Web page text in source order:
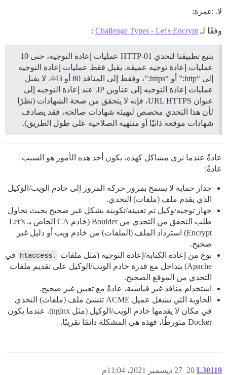
لا. :غمزة:
وفقًا لـ Challenge Types - Let's Encrypt
:
يتبع تطبيقنا لتحدي HTTP-01 عمليات إعادة التوجيه، حتى 10
عمليات إعادة توجيه عميقة. يقبل فقط عمليات إعادة التوجيه
إلى “http:” أو “https:”، وفقط إلى المنافذ 80 أو 443. لا يقبل
عمليات إعادة التوجيه إلى عناوين IP. عند إعادة التوجيه إلى
عنوان URL HTTPS، فإنه لا يتحقق من صحة الشهادات (نظرًا
لأن هذا التحدي مخصص لتهيئة شهادات صالحة، فقد يصادف
شهادات موقعة ذاتيًا أو منتهية الصلاحية على طول الطريق).
عادةً عندما نرى مشاكل كهذه، يكون أحد هذه الأمور هو السبب
عادةً:
جدار حماية لا يسمح بمرور حركة المرور إلى خادم الويب/الوكيل
الذي يقدم ملف (ملفات) التحدي.
جهاز توجيه/وكيل تم تعيينه/تكوينه بشكل غير صحيح بحيث تحاول
طلب التحقق من التحدي من Boulder (خادم CA الخاص بـ Let’s
Encrypt) استرداد الملف (الملفات) من خادم ويب أو دليل غير
صحيح.
نوع من إعادة الكتابة/إعادة التوجيه (مثل ملفات
.htaccess
في
Apache) يتداخل مع قدرة خادم الويب/الوكيل على تقديم ملفات
التحدي من الموقع الصحيح.
استخدام منافذ غير قياسية، عادةً مع تعيين غير صحيح.
الحاوية التي تشغل عميل ACME تنشئ ملف (ملفات) التحدي
في مكان لا يقدمها خادم الويب/الوكيل (مثل nginx). عندما يكون
Docker متورطًا، فهذه هي المشكلة دائمًا تقريبًا.
L30110 27 ديسمبر 2021، 11:04م 20